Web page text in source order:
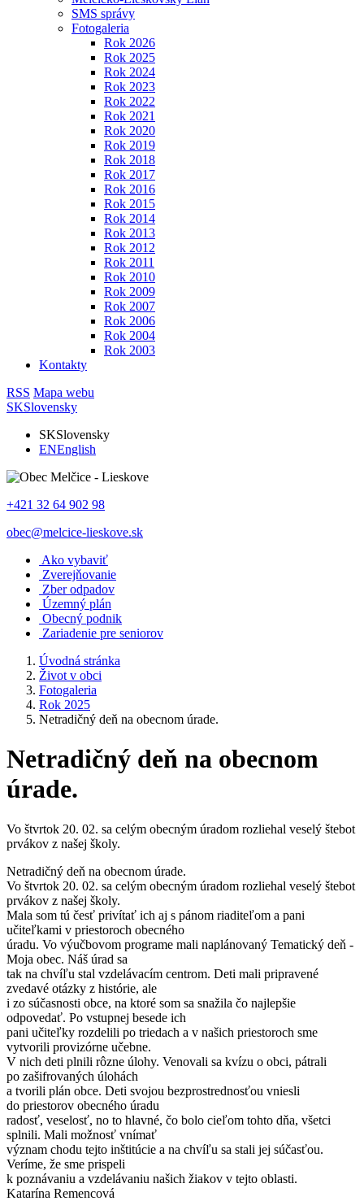
SMS správy
Fotogaleria
Rok 2026
Rok 2025
Rok 2024
Rok 2023
Rok 2022
Rok 2021
Rok 2020
Rok 2019
Rok 2018
Rok 2017
Rok 2016
Rok 2015
Rok 2014
Rok 2013
Rok 2012
Rok 2011
Rok 2010
Rok 2009
Rok 2007
Rok 2006
Rok 2004
Rok 2003
Kontakty
RSS Mapa webu
SKSlovensky
SKSlovensky
ENEnglish
+421 32 64 902 98
obec@melcice-lieskove.sk
Ako vybaviť
Zverejňovanie
Zber odpadov
Územný plán
Obecný podnik
Zariadenie pre seniorov
Úvodná stránka
Život v obci
Fotogaleria
Rok 2025
Netradičný deň na obecnom úrade.
Netradičný deň na obecnom
úrade.
Vo štvrtok 20. 02. sa celým obecným úradom rozliehal veselý štebot
prvákov z našej školy.
Netradičný deň na obecnom úrade.
Vo štvrtok 20. 02. sa celým obecným úradom rozliehal veselý štebot
prvákov z našej školy.
Mala som tú česť privítať ich aj s pánom riaditeľom a pani
učiteľkami v priestoroch obecného
úradu. Vo výučbovom programe mali naplánovaný Tematický deň -
Moja obec. Náš úrad sa
tak na chvíľu stal vzdelávacím centrom. Deti mali pripravené
zvedavé otázky z histórie, ale
i zo súčasnosti obce, na ktoré som sa snažila čo najlepšie
odpovedať. Po vstupnej besede ich
pani učiteľky rozdelili po triedach a v našich priestoroch sme
vytvorili provizórne učebne.
V nich deti plnili rôzne úlohy. Venovali sa kvízu o obci, pátrali
po zašifrovaných úlohách
a tvorili plán obce. Deti svojou bezprostrednosťou vniesli
do priestorov obecného úradu
radosť, veselosť, no to hlavné, čo bolo cieľom tohto dňa, všetci
splnili. Mali možnosť vnímať
význam chodu tejto inštitúcie a na chvíľu sa stali jej súčasťou.
Veríme, že sme prispeli
k poznávaniu a vzdelávaniu našich žiakov v tejto oblasti.
Katarína Remencová